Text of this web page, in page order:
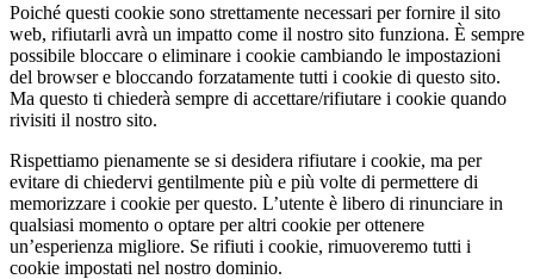
Poiché questi cookie sono strettamente necessari per fornire il sito
web, rifiutarli avrà un impatto come il nostro sito funziona. È sempre
possibile bloccare o eliminare i cookie cambiando le impostazioni
del browser e bloccando forzatamente tutti i cookie di questo sito.
Ma questo ti chiederà sempre di accettare/rifiutare i cookie quando
rivisiti il nostro sito.
Rispettiamo pienamente se si desidera rifiutare i cookie, ma per
evitare di chiedervi gentilmente più e più volte di permettere di
memorizzare i cookie per questo. L’utente è libero di rinunciare in
qualsiasi momento o optare per altri cookie per ottenere
un’esperienza migliore. Se rifiuti i cookie, rimuoveremo tutti i
cookie impostati nel nostro dominio.